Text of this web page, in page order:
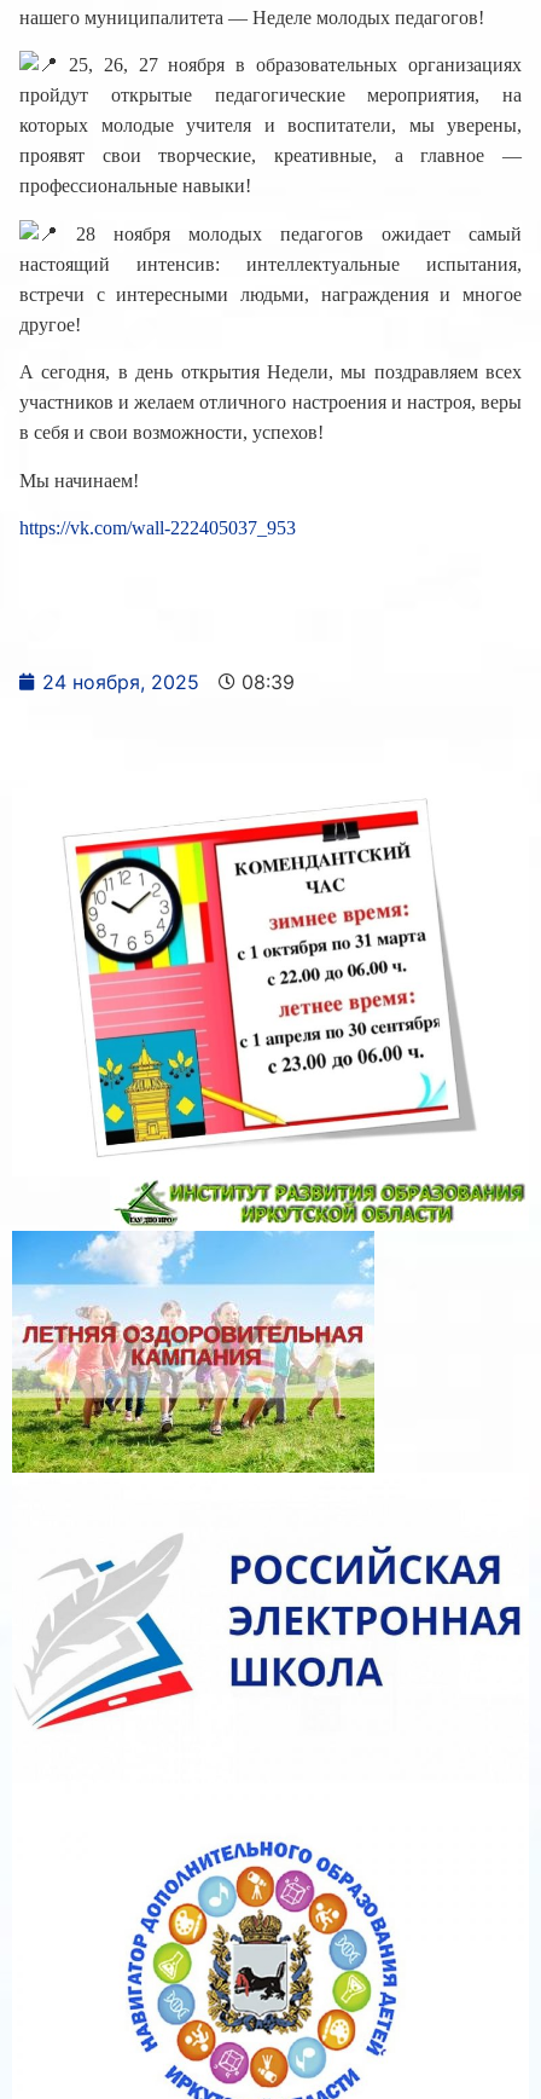
нашего муниципалитета — Неделе молодых педагогов!
25, 26, 27 ноября в образовательных организациях
пройдут открытые педагогические мероприятия, на
которых молодые учителя и воспитатели, мы уверены,
проявят свои творческие, креативные, а главное —
профессиональные навыки!
28 ноября молодых педагогов ожидает самый
настоящий интенсив: интеллектуальные испытания,
встречи с интересными людьми, награждения и многое
другое!
А сегодня, в день открытия Недели, мы поздравляем всех
участников и желаем отличного настроения и настроя, веры
в себя и свои возможности, успехов!
Мы начинаем!
https://vk.com/wall-222405037_953
24 ноября, 2025 08:39